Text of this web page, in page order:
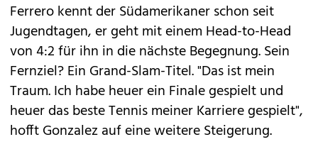
Ferrero kennt der Südamerikaner schon seit
Jugendtagen, er geht mit einem Head-to-Head
von 4:2 für ihn in die nächste Begegnung. Sein
Fernziel? Ein Grand-Slam-Titel. "Das ist mein
Traum. Ich habe heuer ein Finale gespielt und
heuer das beste Tennis meiner Karriere gespielt",
hofft Gonzalez auf eine weitere Steigerung.